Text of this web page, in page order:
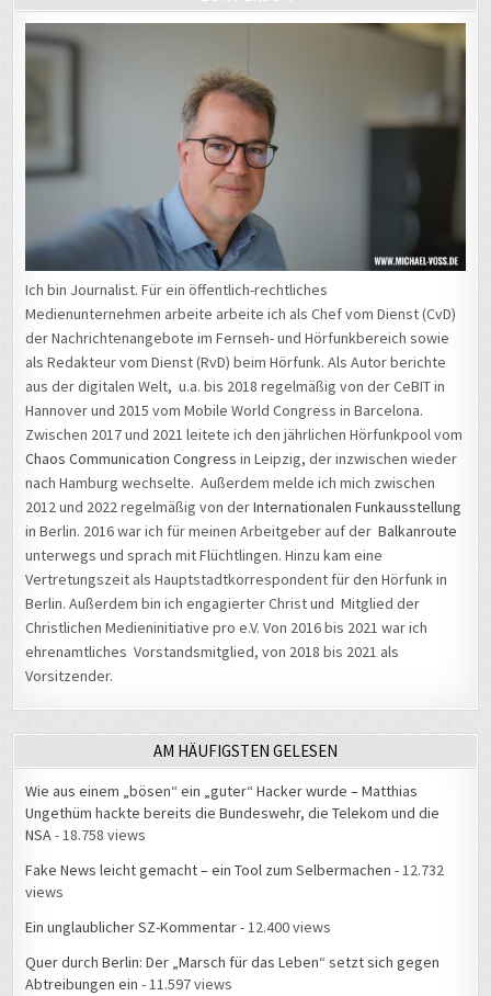
Ich bin Journalist. Für ein öffentlich-rechtliches
Medienunternehmen arbeite arbeite ich als Chef vom Dienst (CvD)
der Nachrichtenangebote im Fernseh- und Hörfunkbereich sowie
als Redakteur vom Dienst (RvD) beim Hörfunk. Als Autor berichte
aus der digitalen Welt, u.a. bis 2018 regelmäßig von der CeBIT in
Hannover und 2015 vom Mobile World Congress in Barcelona.
Zwischen 2017 und 2021 leitete ich den jährlichen Hörfunkpool vom
Chaos Communication Congress in Leipzig, der inzwischen wieder
nach Hamburg wechselte. Außerdem melde ich mich zwischen
2012 und 2022 regelmäßig von derInternationalen Funkausstellung
in Berlin. 2016 war ich für meinen Arbeitgeber auf derBalkanroute
unterwegs und sprach mit Flüchtlingen. Hinzu kam eine
Vertretungszeit als Hauptstadtkorrespondent für den Hörfunk in
Berlin. Außerdem bin ich engagierter Christ und Mitglied der
Christlichen Medieninitiative pro e.V. Von 2016 bis 2021 war ich
ehrenamtliches Vorstandsmitglied, von 2018 bis 2021 als
Vorsitzender.
AM HÄUFIGSTEN GELESEN
Wie aus einem „bösen“ ein „guter“ Hacker wurde – Matthias
Ungethüm hackte bereits die Bundeswehr, die Telekom und die
NSA- 18.758 views
Fake News leicht gemacht – ein Tool zum Selbermachen - 12.732
views
Ein unglaublicher SZ-Kommentar- 12.400 views
Quer durch Berlin: Der „Marsch für das Leben“ setzt sich gegen
Abtreibungen ein - 11.597 views